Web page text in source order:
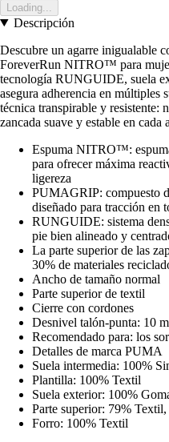
Loading...
Descripción
Descubre un agarre inigualable
ForeverRun NITRO™ para
tecnología RUNGUIDE, suela
asegura adherencia en múltiples
técnica transpirable y resistente:
zancada suave y estable en cada
Espuma NITRO™:
para ofrecer máxima
ligereza
PUMAGRIP: compuesto
diseñado para tracción en
RUNGUIDE: sistema
pie bien alineado y
La parte superior de las
30% de materiales
Ancho de tamaño normal
Parte superior de textil
Cierre con cordones
Desnivel talón-punta: 10
Recomendado para: los
Detalles de marca PUMA
Suela intermedia: 100%
Plantilla: 100% Textil
Suela exterior: 100%
Parte superior: 79%
Forro: 100% Textil